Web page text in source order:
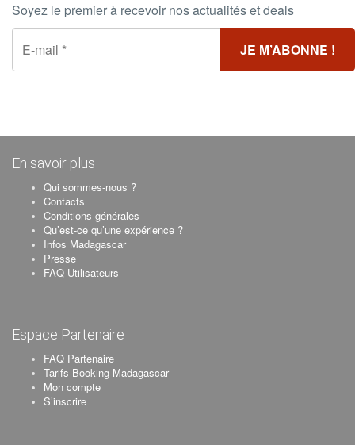
Soyez le premier à recevoir nos actualités et deals
En savoir plus
Qui sommes-nous ?
Contacts
Conditions générales
Qu’est-ce qu’une expérience ?
Infos Madagascar
Presse
FAQ Utilisateurs
Espace Partenaire
FAQ Partenaire
Tarifs Booking Madagascar
Mon compte
S’inscrire